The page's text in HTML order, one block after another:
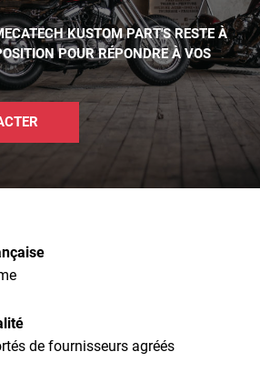
KUSTOM PART'S RESTE À
POUR RÉPONDRE À VOS
de fournisseurs agréés